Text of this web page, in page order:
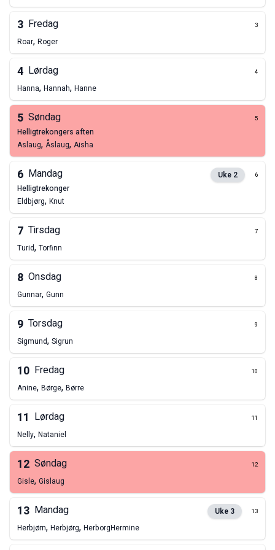
3 Fredag 3
Roar, Roger
4 Lørdag 4
Hanna, Hannah, Hanne
5 Søndag 5
helligtrekongers aften
Aslaug, Åslaug, Aisha
6 Mandag Uke 2 6
helligtrekonger
Eldbjørg, Knut
7 Tirsdag 7
Turid, Torfinn
8 Onsdag 8
Gunnar, Gunn
9 Torsdag 9
Sigmund, Sigrun
10 Fredag 10
Anine, Børge, Børre
11 Lørdag 11
Nelly, Nataniel
12 Søndag 12
Gisle, Gislaug
13 Mandag Uke 3 13
Herbjørn, Herbjørg, HerborgHermine